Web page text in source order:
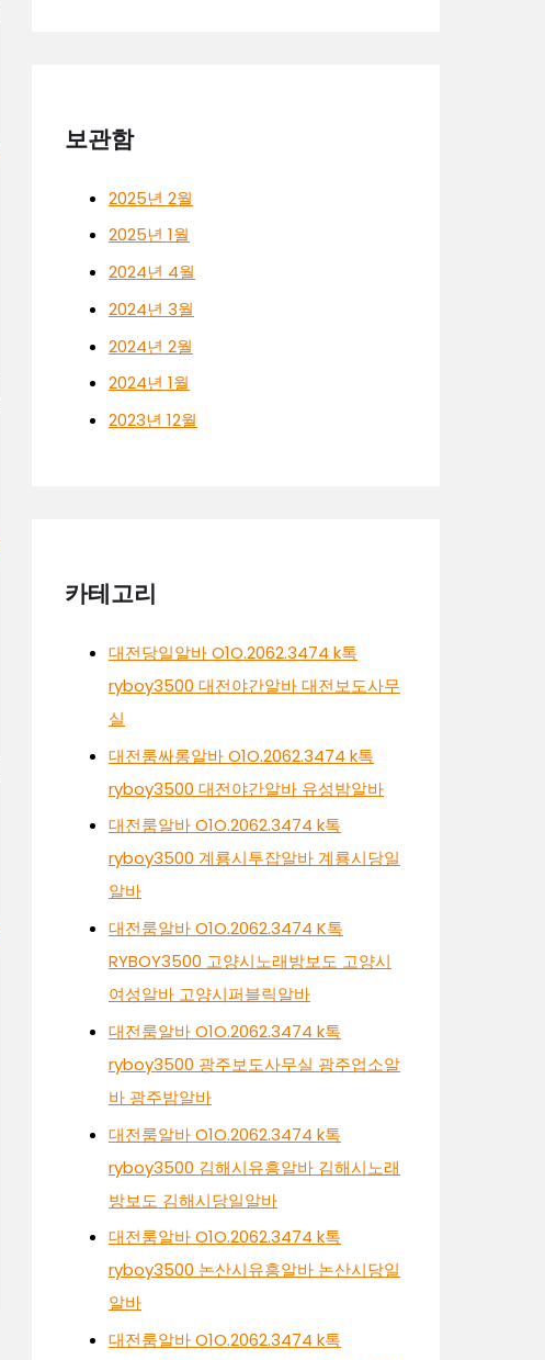
보관함
2025년 2월
2025년 1월
2024년 4월
2024년 3월
2024년 2월
2024년 1월
2023년 12월
카테고리
대전당일알바 O1O.2062.3474 k톡
ryboy3500 대전야간알바 대전보도사무
실
대전룸싸롱알바 O1O.2062.3474 k톡
ryboy3500 대전야간알바 유성밤알바
대전룸알바 O1O.2062.3474 k톡
ryboy3500 계룡시투잡알바 계룡시당일
알바
대전룸알바 O1O.2062.3474 K톡
RYBOY3500 고양시노래방보도 고양시
여성알바 고양시퍼블릭알바
대전룸알바 O1O.2062.3474 k톡
ryboy3500 광주보도사무실 광주업소알
바 광주밤알바
대전룸알바 O1O.2062.3474 k톡
ryboy3500 김해시유흥알바 김해시노래
방보도 김해시당일알바
대전룸알바 O1O.2062.3474 k톡
ryboy3500 논산시유흥알바 논산시당일
알바
대전룸알바 O1O.2062.3474 k톡